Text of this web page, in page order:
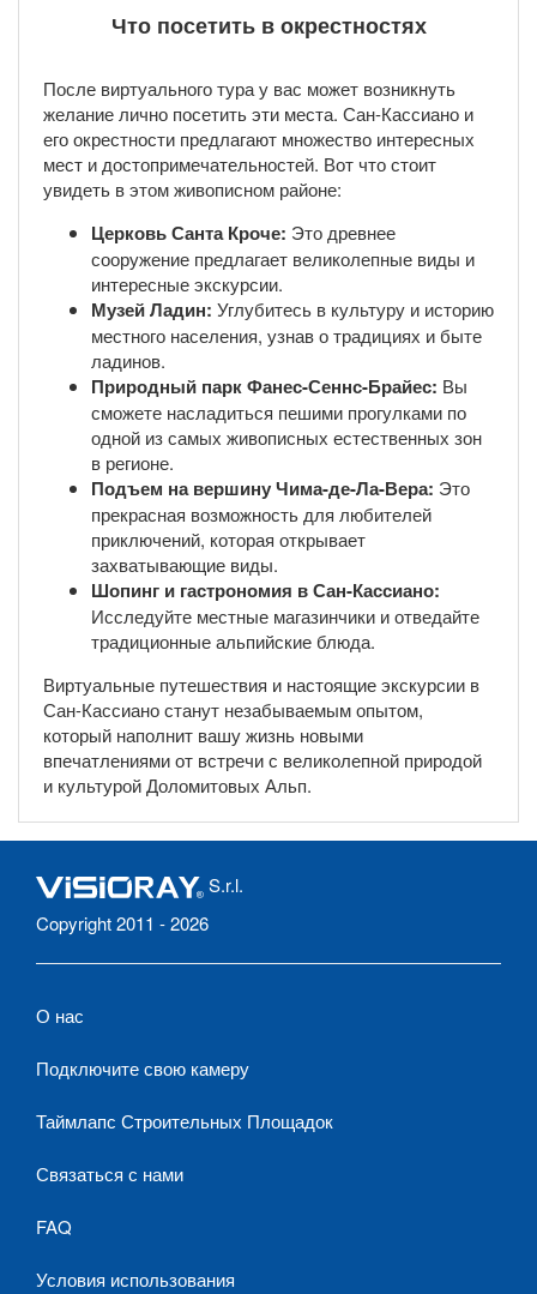
Что посетить в окрестностях
После виртуального тура у вас может возникнуть
желание лично посетить эти места. Сан-Кассиано и
его окрестности предлагают множество интересных
мест и достопримечательностей. Вот что стоит
увидеть в этом живописном районе:
Церковь Санта Кроче: Это древнее
сооружение предлагает великолепные виды и
интересные экскурсии.
Музей Ладин: Углубитесь в культуру и историю
местного населения, узнав о традициях и быте
ладинов.
Природный парк Фанес-Сеннс-Брайес: Вы
сможете насладиться пешими прогулками по
одной из самых живописных естественных зон
в регионе.
Подъем на вершину Чима-де-Ла-Вера: Это
прекрасная возможность для любителей
приключений, которая открывает
захватывающие виды.
Шопинг и гастрономия в Сан-Кассиано:
Исследуйте местные магазинчики и отведайте
традиционные альпийские блюда.
Виртуальные путешествия и настоящие экскурсии в
Сан-Кассиано станут незабываемым опытом,
который наполнит вашу жизнь новыми
впечатлениями от встречи с великолепной природой
и культурой Доломитовых Альп.
S.r.l.
Copyright 2011 - 2026
О нас
Подключите свою камеру
Таймлапс Строительных Площадок
Связаться с нами
FAQ
Условия использования